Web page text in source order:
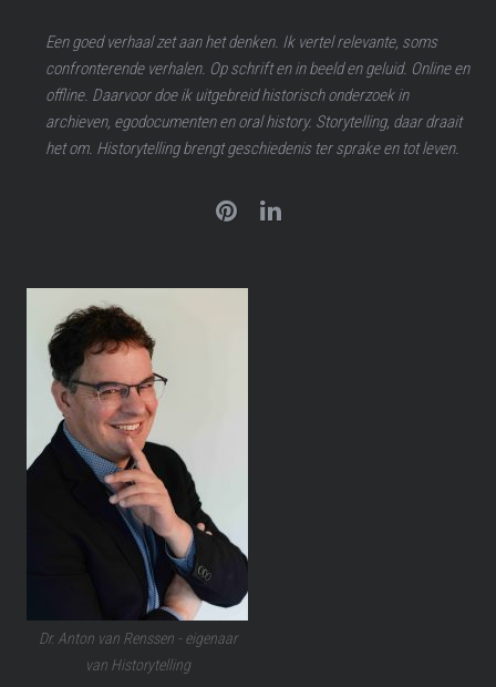
Een goed verhaal zet aan het denken. Ik vertel relevante, soms
confronterende verhalen. Op schrift en in beeld en geluid. Online en
offline. Daarvoor doe ik uitgebreid historisch onderzoek in
archieven, egodocumenten en oral history. Storytelling, daar draait
het om. Historytelling brengt geschiedenis ter sprake en tot leven.
Dr. Anton van Renssen - eigenaar
van Historytelling